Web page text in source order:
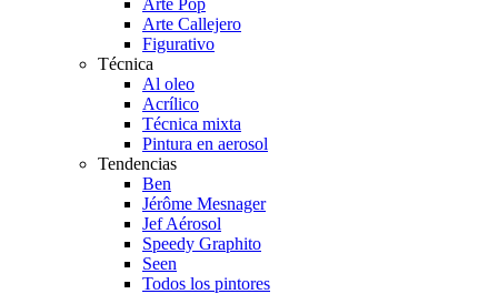
Arte Callejero
Figurativo
Técnica
Al oleo
Acrílico
Técnica mixta
Pintura en aerosol
Tendencias
Ben
Jérôme Mesnager
Jef Aérosol
Speedy Graphito
Seen
Todos los pintores